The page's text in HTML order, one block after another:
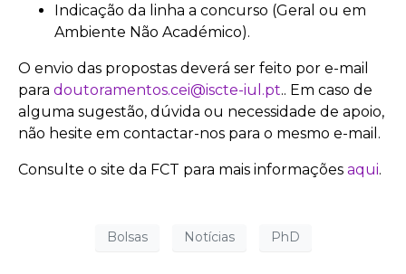
Indicação da linha a concurso (Geral ou em
Ambiente Não Académico).
O envio das propostas deverá ser feito por e-mail
para doutoramentos.cei@iscte-iul.pt.. Em caso de
alguma sugestão, dúvida ou necessidade de apoio,
não hesite em contactar-nos para o mesmo e-mail.
Consulte o site da FCT para mais informações aqui.
Bolsas Notícias PhD